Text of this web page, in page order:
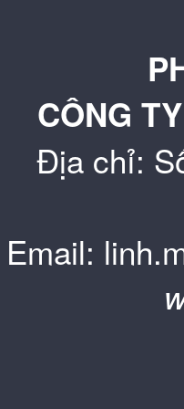
Bộ
CÔNG
Địa chỉ:
Email: